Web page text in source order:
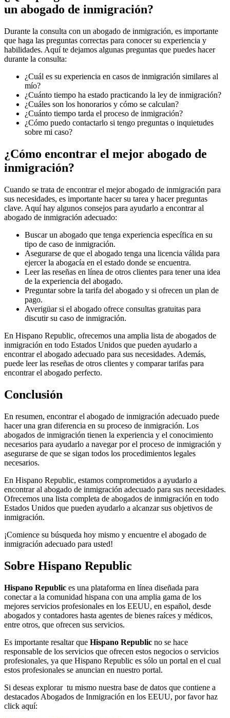
un abogado de inmigración?
Durante la consulta con un abogado de inmigración, es importante
que haga las preguntas correctas para conocer su experiencia y
habilidades. Aquí te dejamos algunas preguntas que puedes hacer
durante la consulta:
¿Cuál es su experiencia en casos de inmigración similares al
mío?
¿Cuánto tiempo ha estado practicando la ley de inmigración?
¿Cuáles son los honorarios y cómo se calculan?
¿Cuánto tiempo tarda el proceso de inmigración?
¿Cómo puedo contactarlo si tengo preguntas o inquietudes
sobre mi caso?
¿Cómo encontrar el mejor abogado de
inmigración?
Cuando se trata de encontrar el mejor abogado de inmigración para
sus necesidades, es importante hacer su tarea y hacer preguntas
clave. Aquí hay algunos consejos para ayudarlo a encontrar al
abogado de inmigración adecuado:
Buscar un abogado que tenga experiencia específica en su
tipo de caso de inmigración.
Asegurarse de que el abogado tenga una licencia válida para
ejercer la abogacía en el estado donde se encuentra.
Leer las reseñas en línea de otros clientes para tener una idea
de la experiencia del abogado.
Preguntar sobre la tarifa del abogado y si ofrecen un plan de
pago.
Averigüar si el abogado ofrece consultas gratuitas para
discutir su caso de inmigración.
En Hispano Republic, ofrecemos una amplia lista de abogados de
inmigración en todo Estados Unidos que pueden ayudarlo a
encontrar el abogado adecuado para sus necesidades. Además,
puede leer las reseñas de otros clientes y comparar tarifas para
encontrar el abogado perfecto.
Conclusión
En resumen, encontrar el abogado de inmigración adecuado puede
hacer una gran diferencia en su proceso de inmigración. Los
abogados de inmigración tienen la experiencia y el conocimiento
necesarios para ayudarlo a navegar por el proceso de inmigración y
asegurarse de que se sigan todos los procedimientos legales
necesarios.
En Hispano Republic, estamos comprometidos a ayudarlo a
encontrar al abogado de inmigración adecuado para sus necesidades.
Ofrecemos una lista completa de abogados de inmigración en todo
Estados Unidos que pueden ayudarlo a alcanzar sus objetivos de
inmigración.
¡Comience su búsqueda hoy mismo y encuentre el abogado de
inmigración adecuado para usted!
Sobre Hispano Republic
Hispano Republic es una plataforma en línea diseñada para
conectar a la comunidad hispana con una amplia gama de los
mejores servicios profesionales en los EEUU, en español, desde
abogados y contadores hasta agentes de bienes raíces y médicos,
entre otros, que ofrecen sus servicios.
Es importante resaltar que Hispano Republic no se hace
responsable de los servicios que ofrecen estos negocios o servicios
profesionales, ya que Hispano Republic es sólo un portal en el cual
estos profesionales se anuncian en nuestro portal.
Si deseas explorar tu mismo nuestra base de datos que contiene a
destacados Abogados de Inmigración en los EEUU, por favor haz
click aquí: